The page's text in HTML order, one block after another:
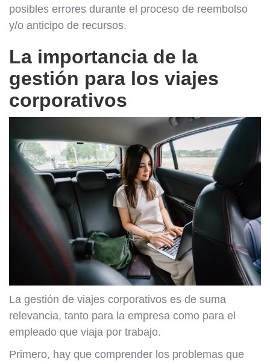
posibles errores durante el proceso de reembolso
y/o anticipo de recursos.
La importancia de la
gestión para los viajes
corporativos
La gestión de viajes corporativos es de suma
relevancia, tanto para la empresa como para el
empleado que viaja por trabajo.
Primero, hay que comprender los problemas que